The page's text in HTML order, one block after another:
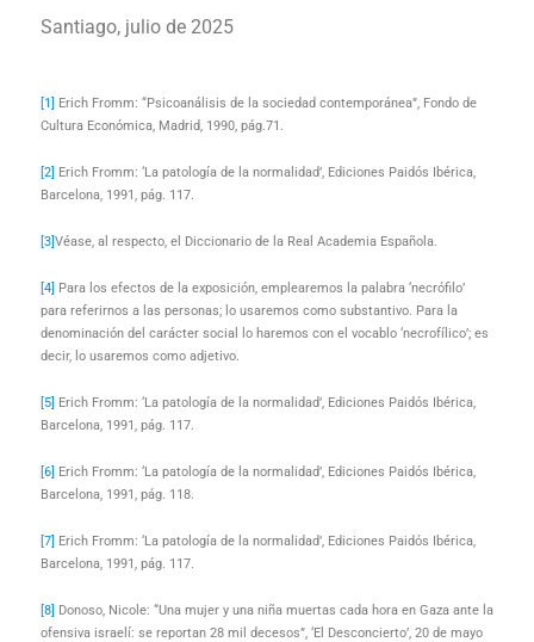
Santiago, julio de 2025
[1] Erich Fromm: “Psicoanálisis de la sociedad contemporánea”, Fondo de
Cultura Económica, Madrid, 1990, pág.71.
[2] Erich Fromm: ‘La patología de la normalidad’, Ediciones Paidós Ibérica,
Barcelona, 1991, pág. 117.
[3]Véase, al respecto, el Diccionario de la Real Academia Española.
[4] Para los efectos de la exposición, emplearemos la palabra ‘necrófilo’
para referirnos a las personas; lo usaremos como substantivo. Para la
denominación del carácter social lo haremos con el vocablo ‘necrofílico’; es
decir, lo usaremos como adjetivo.
[5] Erich Fromm: ‘La patología de la normalidad’, Ediciones Paidós Ibérica,
Barcelona, 1991, pág. 117.
[6] Erich Fromm: ‘La patología de la normalidad’, Ediciones Paidós Ibérica,
Barcelona, 1991, pág. 118.
[7] Erich Fromm: ‘La patología de la normalidad’, Ediciones Paidós Ibérica,
Barcelona, 1991, pág. 117.
[8] Donoso, Nicole: “Una mujer y una niña muertas cada hora en Gaza ante la
ofensiva israelí: se reportan 28 mil decesos”, ‘El Desconcierto’, 20 de mayo